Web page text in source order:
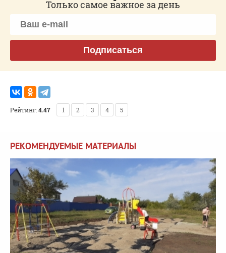
Только самое важное за день
Подписаться
Рейтинг:4.47 1 2 3 4 5
РЕКОМЕНДУЕМЫЕ МАТЕРИАЛЫ